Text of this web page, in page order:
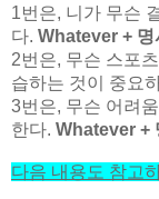
1번은, 니가 무슨
다. Whatever +
2번은, 무슨 스포
습하는 것이 중요
3번은, 무슨 어려
한다. Whatever +
다음 내용도 참고